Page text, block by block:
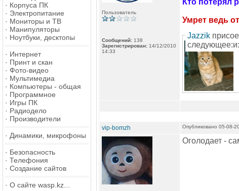
· Корпуса ПК
· Электропитание
· Мониторы и ТВ
· Манипуляторы
· Ноутбуки, десктопы
· Интернет
· Принт и скан
· Фото-видео
· Мультимедиа
· Компьютеры - общая
· Программное
· Игры ПК
· Радиодело
· Производители
· Динамики, микрофоны
· Безопасность
· Телефония
· Создание сайтов
· О сайте wasp.kz...
Пользователь
Сообщений: 138
Зарегистрирован: 14/12/2010
14:33
Кто потерял
Умрет ведь
Jazzik
vip-bomzh Опубликовано 05-08-
Оголодает -